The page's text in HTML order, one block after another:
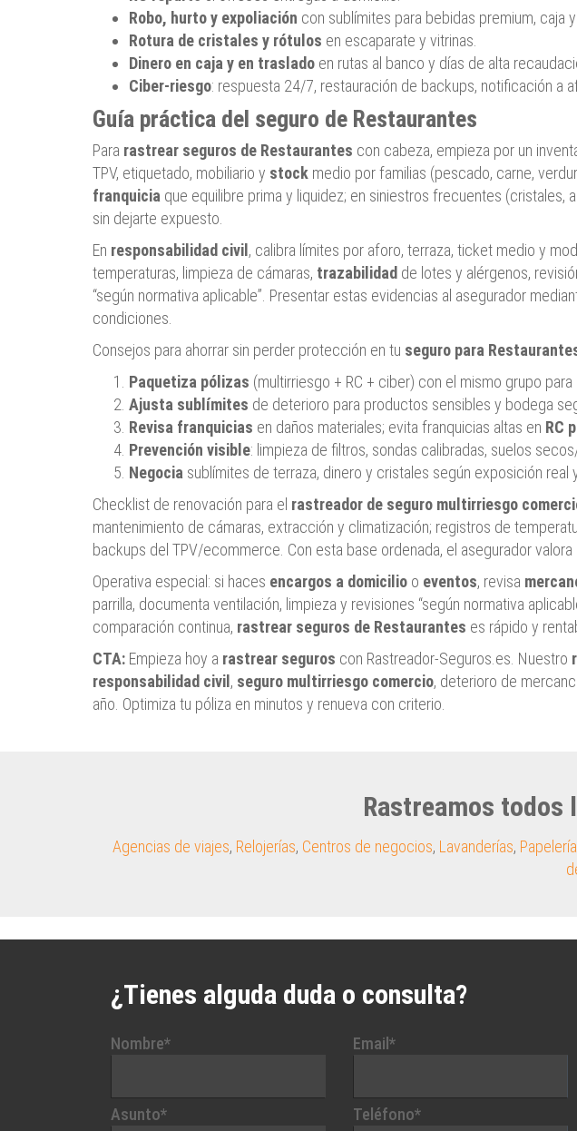
Robo, hurto y expoliación con sublímites para bebidas premium, caja
Rotura de cristales y rótulos en escaparate y vitrinas.
Dinero en caja y en traslado en rutas al banco y días de alta
Ciber-riesgo: respuesta 24/7, restauración de backups, notificación a
Guía práctica del seguro de Restaurantes
Para rastrear seguros de Restaurantes con cabeza, empieza por un
TPV, etiquetado, mobiliario y stock medio por familias (pescado, carne,
franquicia que equilibre prima y liquidez; en siniestros frecuentes (cristales,
sin dejarte expuesto.
En responsabilidad civil , calibra límites por aforo, terraza, ticket medio y
temperaturas, limpieza de cámaras, trazabilidad de lotes y alérgenos,
“según normativa aplicable”. Presentar estas evidencias al asegurador
condiciones.
Consejos para ahorrar sin perder protección en tu seguro para
Paquetiza pólizas (multirriesgo + RC + ciber) con el mismo grupo
Ajusta sublímites de deterioro para productos sensibles y bodega
Revisa franquicias en daños materiales; evita franquicias altas en RC
Prevención visible: limpieza de filtros, sondas calibradas, suelos
Negocia sublímites de terraza, dinero y cristales según exposición real
Checklist de renovación para el rastreador de seguro multirriesgo
mantenimiento de cámaras, extracción y climatización; registros de
backups del TPV/ecommerce. Con esta base ordenada, el asegurador valora
Operativa especial: si haces encargos a domicilio o eventos, revisa
parrilla, documenta ventilación, limpieza y revisiones “según normativa
comparación continua, rastrear seguros de Restaurantes es rápido y
CTA: Empieza hoy a rastrear seguros con Rastreador-Seguros.es. Nuestro
responsabilidad civil , seguro multirriesgo comercio, deterioro de
año. Optimiza tu póliza en minutos y renueva con criterio.
Rastreamos todos
Agencias de viajes, Relojerías, Centros de negocios, Lavanderías,
¿Tienes alguda duda o consulta?
Nombre*
Asunto*
Email*
Teléfono*